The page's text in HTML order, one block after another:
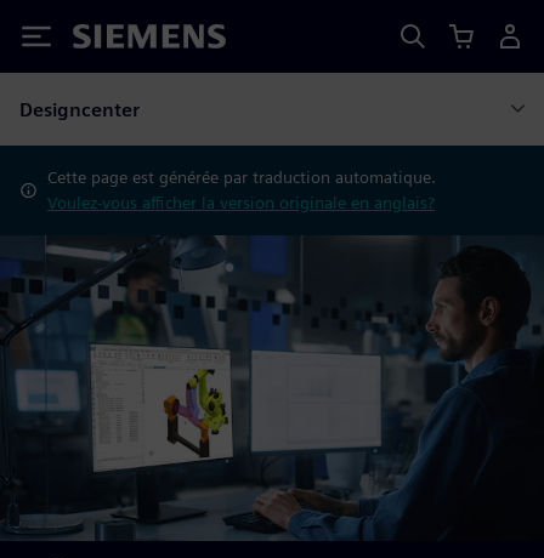
Siemens
Designcenter
Cette page est générée par traduction automatique.
Voulez-vous afficher la version originale en anglais?